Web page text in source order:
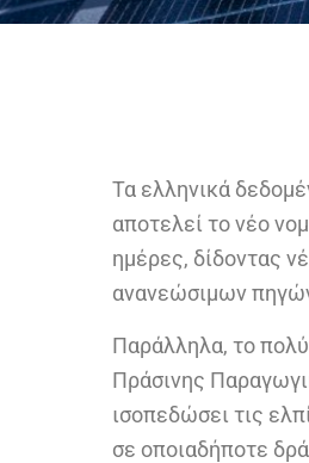
Τα ελληνικά
αποτελεί το νέο
ημέρες, δίδοντας
ανανεώσιμων
Παράλληλα, το
Πράσινης
ισοπεδώσει τις
σε οποιαδήποτε